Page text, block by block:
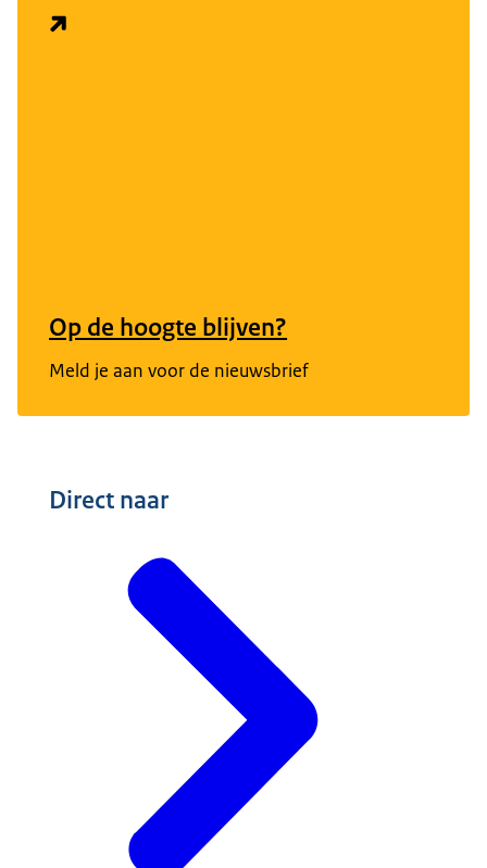
Op de hoogte blijven?
Meld je aan voor de nieuwsbrief
Direct naar